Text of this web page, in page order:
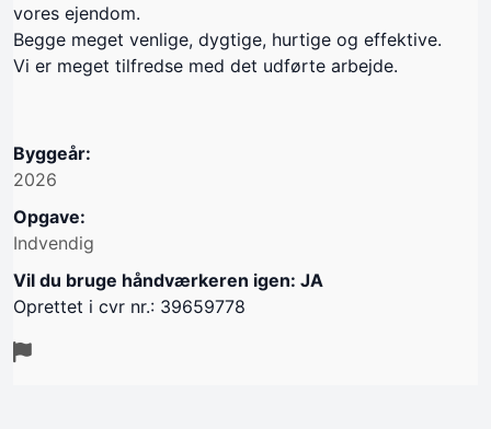
vores ejendom.
Begge meget venlige, dygtige, hurtige og effektive.
Vi er meget tilfredse med det udførte arbejde.
Byggeår:
2026
Opgave:
Indvendig
Vil du bruge håndværkeren igen: JA
Oprettet i cvr nr.: 39659778